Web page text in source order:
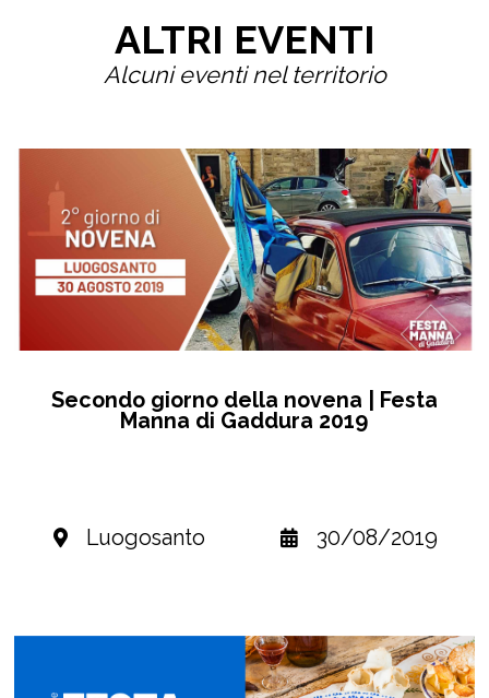
ALTRI EVENTI
Alcuni eventi nel territorio
Secondo giorno della novena | Festa
Manna di Gaddura 2019
Luogosanto 30/08/2019